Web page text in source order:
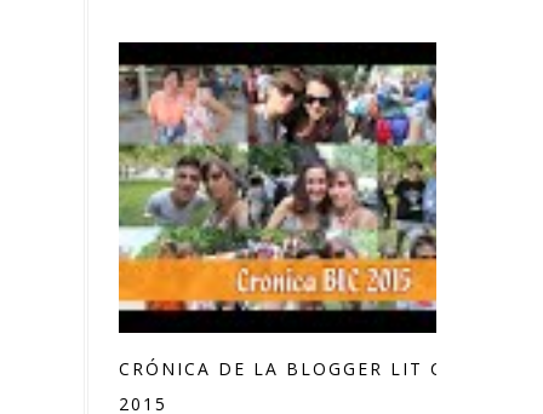
CRÓNICA DE LA BLOGGER LIT CON
2015